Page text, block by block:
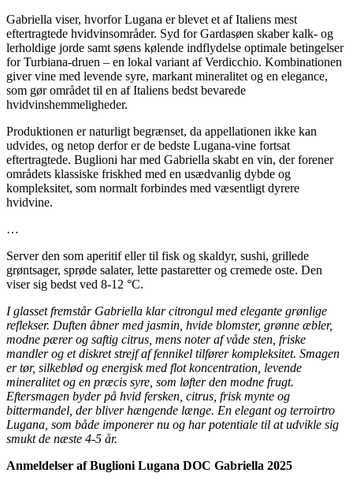
Gabriella viser, hvorfor Lugana er blevet et af Italiens mest
eftertragtede hvidvinsområder. Syd for Gardasøen skaber kalk- og
lerholdige jorde samt søens kølende indflydelse optimale betingelser
for Turbiana-druen – en lokal variant af Verdicchio. Kombinationen
giver vine med levende syre, markant mineralitet og en elegance,
som gør området til en af Italiens bedst bevarede
hvidvinshemmeligheder.
Produktionen er naturligt begrænset, da appellationen ikke kan
udvides, og netop derfor er de bedste Lugana-vine fortsat
eftertragtede. Buglioni har med Gabriella skabt en vin, der forener
områdets klassiske friskhed med en usædvanlig dybde og
kompleksitet, som normalt forbindes med væsentligt dyrere
hvidvine.
…
Server den som aperitif eller til fisk og skaldyr, sushi, grillede
grøntsager, sprøde salater, lette pastaretter og cremede oste. Den
viser sig bedst ved 8-12 °C.
I glasset fremstår Gabriella klar citrongul med elegante grønlige
reflekser. Duften åbner med jasmin, hvide blomster, grønne æbler,
modne pærer og saftig citrus, mens noter af våde sten, friske
mandler og et diskret strejf af fennikel tilfører kompleksitet. Smagen
er tør, silkeblød og energisk med flot koncentration, levende
mineralitet og en præcis syre, som løfter den modne frugt.
Eftersmagen byder på hvid fersken, citrus, frisk mynte og
bittermandel, der bliver hængende længe. En elegant og terroirtro
Lugana, som både imponerer nu og har potentiale til at udvikle sig
smukt de næste 4-5 år.
Anmeldelser af Buglioni Lugana DOC Gabriella 2025